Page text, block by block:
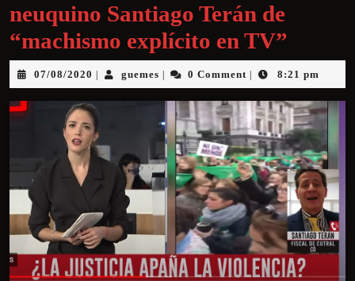
neuquino Santiago Terán de
“machismo explícito en TV”
07/08/2020 guemes 0 Comment 8:21 pm